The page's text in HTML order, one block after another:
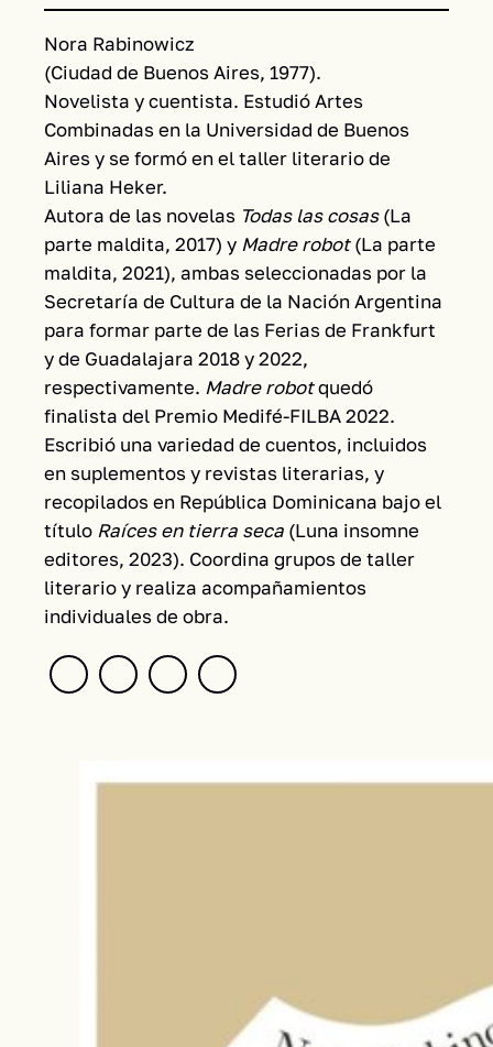
Nora Rabinowicz
(Ciudad de Buenos Aires, 1977).
Novelista y cuentista. Estudió Artes
Combinadas en la Universidad de Buenos
Aires y se formó en el taller literario de
Liliana Heker.
Autora de las novelas Todas las cosas(La
parte maldita, 2017) y Madre robot(La parte
maldita, 2021), ambas seleccionadas por la
Secretaría de Cultura de la Nación Argentina
para formar parte de las Ferias de Frankfurt
y de Guadalajara 2018 y 2022,
respectivamente. Madre robotquedó
finalista del Premio Medifé-FILBA 2022.
Escribió una variedad de cuentos, incluidos
en suplementos y revistas literarias, y
recopilados en República Dominicana bajo el
título Raíces en tierra seca (Luna insomne
editores, 2023). Coordina grupos de taller
literario y realiza acompañamientos
individuales de obra.